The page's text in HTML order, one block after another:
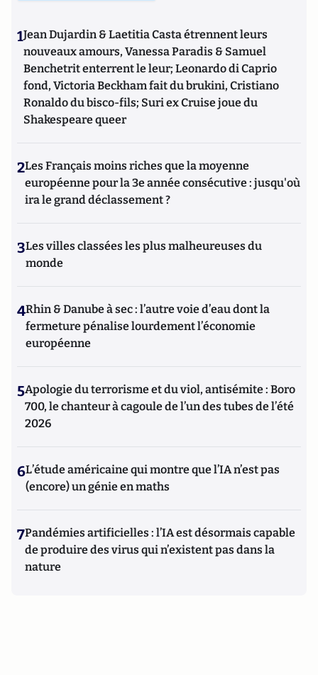
1Jean Dujardin & Laetitia Casta étrennent leurs
nouveaux amours, Vanessa Paradis & Samuel
Benchetrit enterrent le leur; Leonardo di Caprio
fond, Victoria Beckham fait du brukini, Cristiano
Ronaldo du bisco-fils; Suri ex Cruise joue du
Shakespeare queer
2Les Français moins riches que la moyenne
européenne pour la 3e année consécutive : jusqu'où
ira le grand déclassement ?
3Les villes classées les plus malheureuses du
monde
4Rhin & Danube à sec : l’autre voie d’eau dont la
fermeture pénalise lourdement l’économie
européenne
5Apologie du terrorisme et du viol, antisémite : Boro
700, le chanteur à cagoule de l’un des tubes de l’été
2026
6L’étude américaine qui montre que l’IA n’est pas
(encore) un génie en maths
7Pandémies artificielles : l’IA est désormais capable
de produire des virus qui n’existent pas dans la
nature